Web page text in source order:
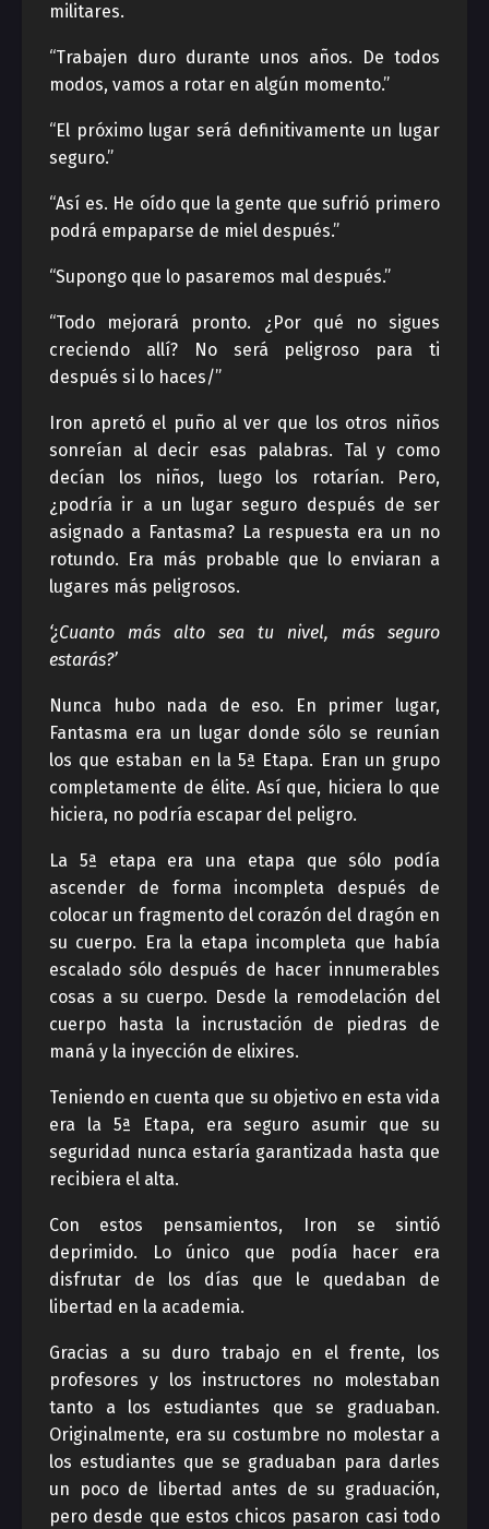
militares.
“Trabajen duro durante unos años. De todos
modos, vamos a rotar en algún momento.”
“El próximo lugar será definitivamente un lugar
seguro.”
“Así es. He oído que la gente que sufrió primero
podrá empaparse de miel después.”
“Supongo que lo pasaremos mal después.”
“Todo mejorará pronto. ¿Por qué no sigues
creciendo allí? No será peligroso para ti
después si lo haces/”
Iron apretó el puño al ver que los otros niños
sonreían al decir esas palabras. Tal y como
decían los niños, luego los rotarían. Pero,
¿podría ir a un lugar seguro después de ser
asignado a Fantasma? La respuesta era un no
rotundo. Era más probable que lo enviaran a
lugares más peligrosos.
‘¿Cuanto más alto sea tu nivel, más seguro
estarás?’
Nunca hubo nada de eso. En primer lugar,
Fantasma era un lugar donde sólo se reunían
los que estaban en la 5ª Etapa. Eran un grupo
completamente de élite. Así que, hiciera lo que
hiciera, no podría escapar del peligro.
La 5ª etapa era una etapa que sólo podía
ascender de forma incompleta después de
colocar un fragmento del corazón del dragón en
su cuerpo. Era la etapa incompleta que había
escalado sólo después de hacer innumerables
cosas a su cuerpo. Desde la remodelación del
cuerpo hasta la incrustación de piedras de
maná y la inyección de elixires.
Teniendo en cuenta que su objetivo en esta vida
era la 5ª Etapa, era seguro asumir que su
seguridad nunca estaría garantizada hasta que
recibiera el alta.
Con estos pensamientos, Iron se sintió
deprimido. Lo único que podía hacer era
disfrutar de los días que le quedaban de
libertad en la academia.
Gracias a su duro trabajo en el frente, los
profesores y los instructores no molestaban
tanto a los estudiantes que se graduaban.
Originalmente, era su costumbre no molestar a
los estudiantes que se graduaban para darles
un poco de libertad antes de su graduación,
pero desde que estos chicos pasaron casi todo